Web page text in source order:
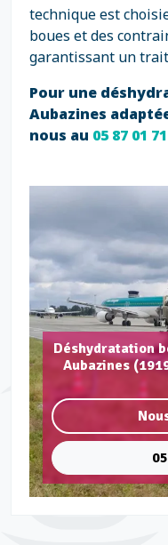
technique est
boues et des
garantissant un
Pour une
Aubazines
nous au 05 87 01
Déshydratation
Aubazines